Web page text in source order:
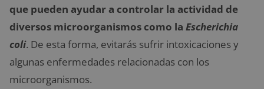
que pueden ayudar a controlar la actividad de
diversos microorganismos como la Escherichia
coli. De esta forma, evitarás sufrir intoxicaciones y
algunas enfermedades relacionadas con los
microorganismos.